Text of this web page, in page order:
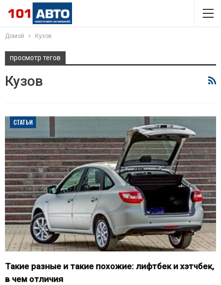
Домой Кузов
просмотр тегов
Кузов
СТАТЬИ
Такие разные и такие похожие: лифтбек и хэтчбек,
в чем отличия